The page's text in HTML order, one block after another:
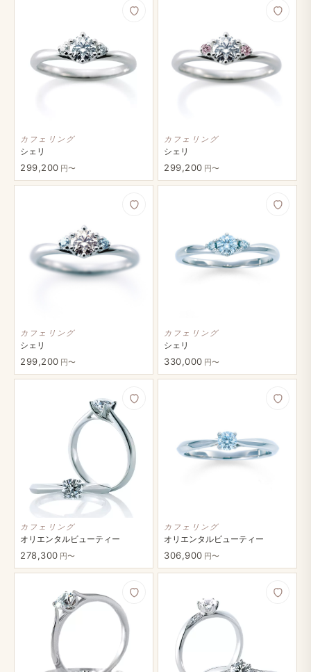
カフェリング
シェリ
299,200 円〜
カフェリング
シェリ
299,200 円〜
カフェリング
シェリ
299,200 円〜
カフェリング
シェリ
330,000 円〜
カフェリング
オリエンタルビューティー
278,300 円〜
カフェリング
オリエンタルビューティー
306,900 円〜